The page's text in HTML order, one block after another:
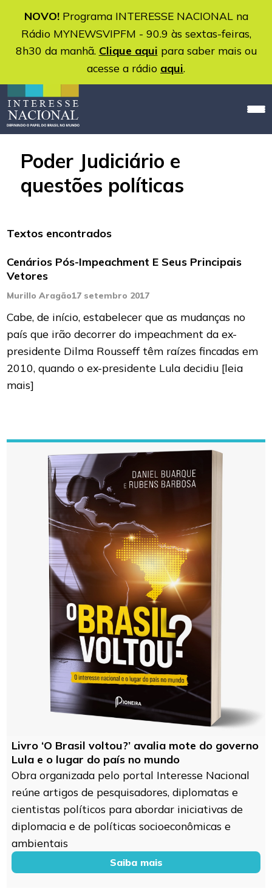
NOVO!Programa INTERESSE NACIONAL na
Rádio MYNEWSVIPFM - 90.9 às sextas-feiras,
8h30 da manhã. Clique aqui para saber mais ou
acesse a rádio aqui.
Poder Judiciário e
questões políticas
Textos encontrados
Cenários Pós-Impeachment E Seus Principais
Vetores
Murillo Aragão17 setembro 2017
Cabe, de início, estabelecer que as mudanças no
país que irão decorrer do impeachment da ex-
presidente Dilma Rousseff têm raízes fincadas em
2010, quando o ex-presidente Lula decidiu [leia
mais]
Livro ‘O Brasil voltou?’ avalia mote do governo
Lula e o lugar do país no mundo
Obra organizada pelo portal Interesse Nacional
reúne artigos de pesquisadores, diplomatas e
cientistas políticos para abordar iniciativas de
diplomacia e de políticas socioeconômicas e
ambientais
Saiba mais